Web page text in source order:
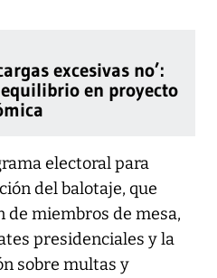
excesivas no’:
en proyecto
electoral para
del balotaje, que
de miembros de mesa,
presidenciales y la
sobre multas y